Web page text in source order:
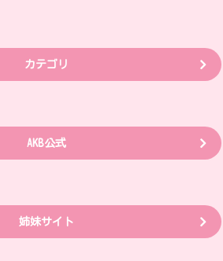
カテゴリ
AKB公式
姉妹サイト